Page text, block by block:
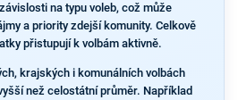
na typu voleb, což může
a priority zdejší komunity. Celkově
přistupují k volbám aktivně.
krajských i komunálních volbách
než celostátní průměr. Například